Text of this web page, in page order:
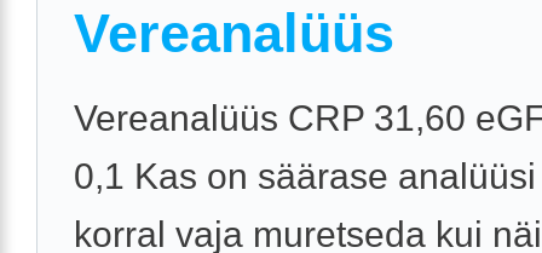
Vereanalüüs
Vereanalüüs CRP 31,60
0,1 Kas on säärase
korral vaja muretseda kui